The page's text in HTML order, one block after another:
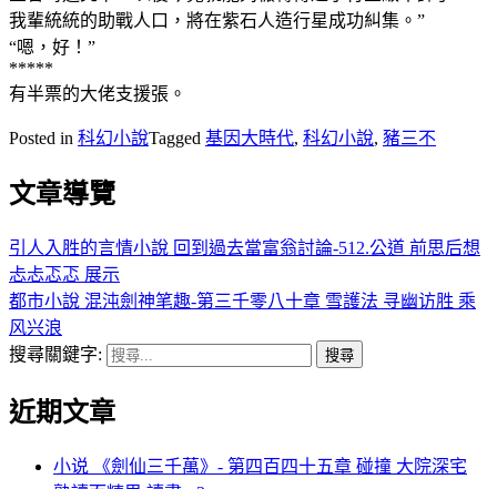
我輩統統的助戰人口，將在紫石人造行星成功糾集。”
“嗯，好！”
*****
有半票的大佬支援張。
Posted in 科幻小說Tagged 基因大時代, 科幻小說, 豬三不
文章導覽
引人入胜的言情小說 回到過去當富翁討論-512.公道 前思后想
忐忐忑忑 展示
都市小說 混沌劍神笔趣-第三千零八十章 雪護法 寻幽访胜 乘
风兴浪
搜尋關鍵字:
近期文章
小说 《劍仙三千萬》- 第四百四十五章 碰撞 大院深宅